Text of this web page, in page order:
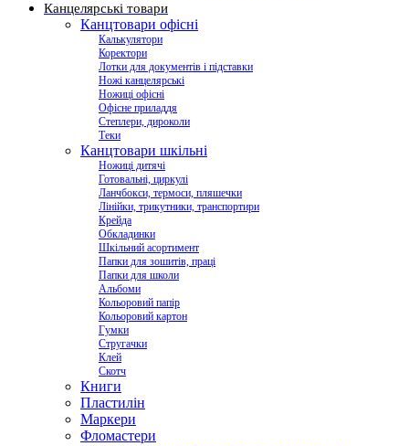
Канцелярські товари
Канцтовари офісні
Калькулятори
Коректори
Лотки для документів і підставки
Ножі канцелярські
Ножиці офісні
Офісне приладдя
Степлери, дироколи
Теки
Канцтовари шкільні
Ножиці дитячі
Готовальні, циркулі
Ланчбокси, термоси, пляшечки
Лінійки, трикутники, транспортири
Крейда
Обкладинки
Шкільний асортимент
Папки для зошитів, праці
Папки для школи
Альбоми
Кольоровий папір
Кольоровий картон
Гумки
Стругачки
Клей
Скотч
Книги
Пластилін
Маркери
Фломастери